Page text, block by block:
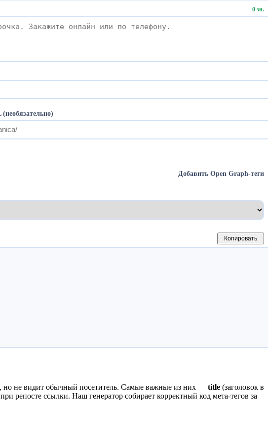
0 зн.
Добавить Open Graph-теги
Копировать
но не видит обычный посетитель. Самые важные из них — title (заголовок в
репосте ссылки. Наш генератор собирает корректный код мета-тегов за